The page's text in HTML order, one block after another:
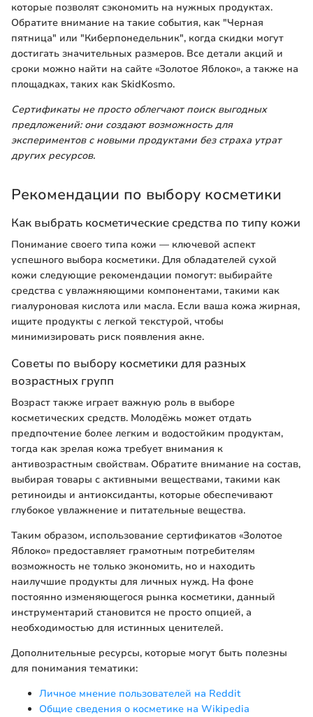
которые позволят сэкономить на нужных продуктах.
Обратите внимание на такие события, как "Черная
пятница" или "Киберпонедельник", когда скидки могут
достигать значительных размеров. Все детали акций и
сроки можно найти на сайте «Золотое Яблоко», а также на
площадках, таких как SkidKosmo.
Сертификаты не просто облегчают поиск выгодных
предложений: они создают возможность для
экспериментов с новыми продуктами без страха утрат
других ресурсов.
Рекомендации по выбору косметики
Как выбрать косметические средства по типу кожи
Понимание своего типа кожи — ключевой аспект
успешного выбора косметики. Для обладателей сухой
кожи следующие рекомендации помогут: выбирайте
средства с увлажняющими компонентами, такими как
гиалуроновая кислота или масла. Если ваша кожа жирная,
ищите продукты с легкой текстурой, чтобы
минимизировать риск появления акне.
Советы по выбору косметики для разных
возрастных групп
Возраст также играет важную роль в выборе
косметических средств. Молодёжь может отдать
предпочтение более легким и водостойким продуктам,
тогда как зрелая кожа требует внимания к
антивозрастным свойствам. Обратите внимание на состав,
выбирая товары с активными веществами, такими как
ретиноиды и антиоксиданты, которые обеспечивают
глубокое увлажнение и питательные вещества.
Таким образом, использование сертификатов «Золотое
Яблоко» предоставляет грамотным потребителям
возможность не только экономить, но и находить
наилучшие продукты для личных нужд. На фоне
постоянно изменяющегося рынка косметики, данный
инструментарий становится не просто опцией, а
необходимостью для истинных ценителей.
Дополнительные ресурсы, которые могут быть полезны
для понимания тематики:
Личное мнение пользователей на Reddit
Общие сведения о косметике на Wikipedia